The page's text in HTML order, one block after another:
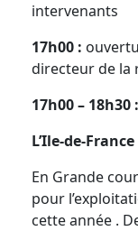
intervenants
17h00 :
directeur de la
17h00 – 18h30 :
L’Ile-de-
En Grande
pour
cette année .